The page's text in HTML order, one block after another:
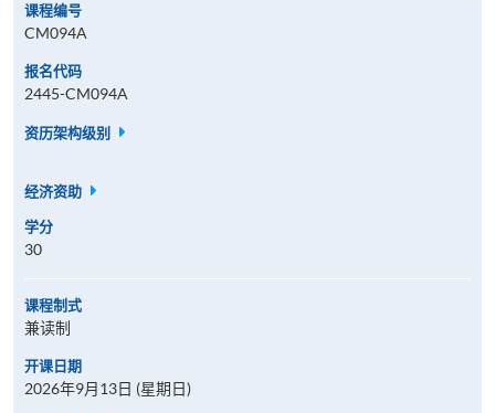
课程编号
CM094A
报名代码
2445-CM094A
资历架构级别
经济资助
学分
30
课程制式
兼读制
开课日期
2026年9月13日 (星期日)